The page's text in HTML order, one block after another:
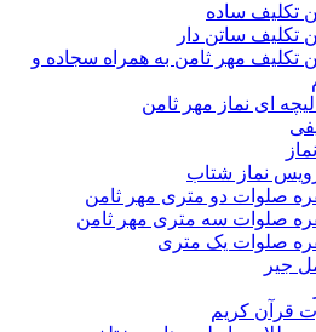
ساده
ساتن دار
مهر ثامن به همراه سجاده و
ای نماز مهر ثامن
نماز شتاب
صلوات دو متری مهر ثامن
صلوات سه متری مهر ثامن
صلوات یک متری
جیر
قرآن کریم